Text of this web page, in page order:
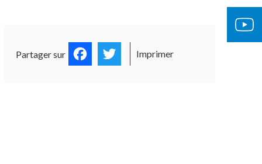
Partager sur FacebookTwitter
Imprimer